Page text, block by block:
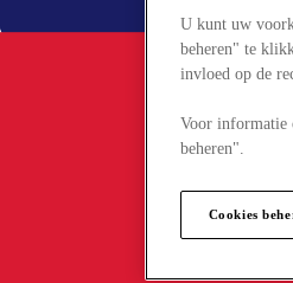
U kunt uw
beheren" te
invloed op de
Voor informatie
beheren".
Cookies